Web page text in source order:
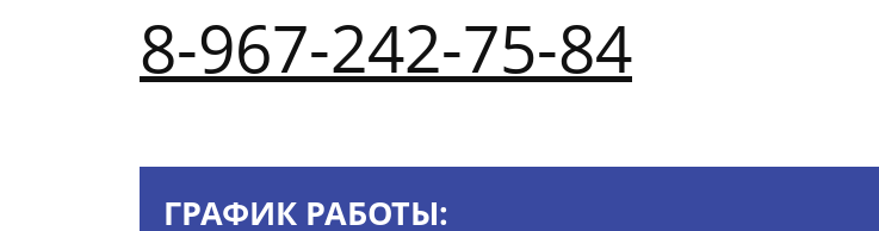
8-967-242-75-84
ГРАФИК РАБОТЫ: